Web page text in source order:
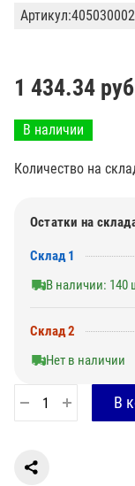
Артикул:
1 434.34
В наличии
Количество на
Остатки на
Склад 1
В наличии: 140
Склад 2
Нет в наличии